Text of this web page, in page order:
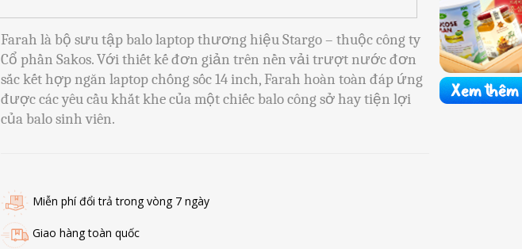
Farah là bộ sưu tập balo laptop thương hiệu Stargo – thuộc công ty
Cổ phần Sakos. Với thiết kế đơn giản trên nền vải trượt nước đơn
sắc kết hợp ngăn laptop chống sốc 14 inch, Farah hoàn toàn đáp ứng
được các yêu cầu khắt khe của một chiếc balo công sở hay tiện lợi
của balo sinh viên.
Miễn phí đổi trả trong vòng 7 ngày
Giao hàng toàn quốc